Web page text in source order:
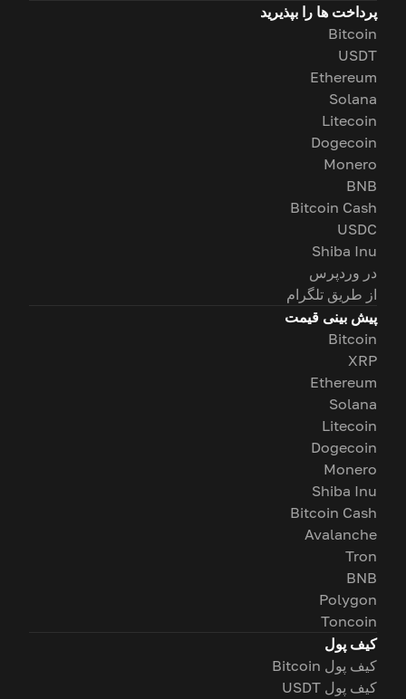
پرداخت ها را بپذیرید
Bitcoin
USDT
Ethereum
Solana
Litecoin
Dogecoin
Monero
BNB
Bitcoin Cash
USDC
Shiba Inu
در وردپرس
از طریق تلگرام
پیش بینی قیمت
Bitcoin
XRP
Ethereum
Solana
Litecoin
Dogecoin
Monero
Shiba Inu
Bitcoin Cash
Avalanche
Tron
BNB
Polygon
Toncoin
کیف پول
کیف پول Bitcoin
کیف پول USDT